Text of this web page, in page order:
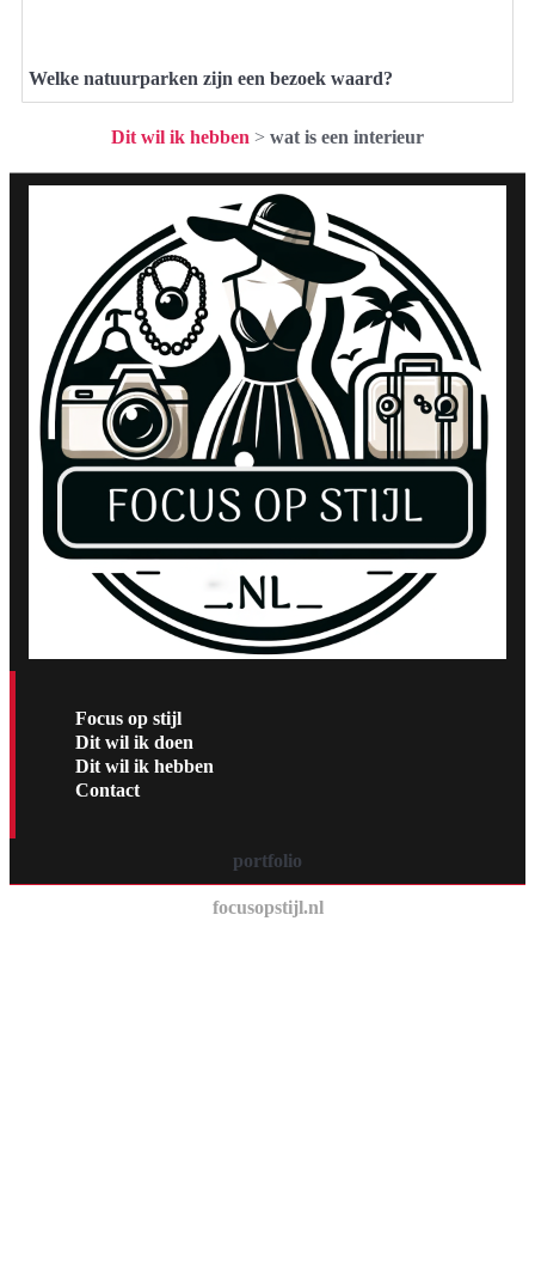
Welke natuurparken zijn een bezoek waard?
Dit wil ik hebben > wat is een interieur
Focus op stijl
Dit wil ik doen
Dit wil ik hebben
Contact
portfolio
focusopstijl.nl